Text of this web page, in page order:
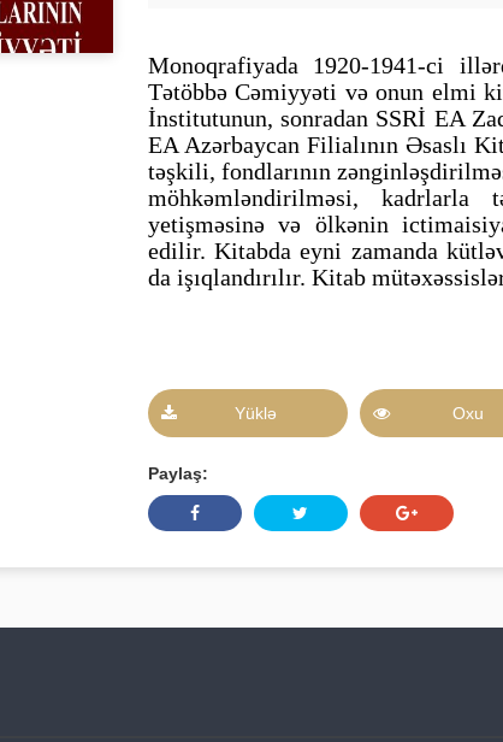
Monoqrafiyada 1920-1941-ci
Tətöbbə Cəmiyyəti və onun elmi
İnstitutunun, sonradan SSRİ EA
EA Azərbaycan Filialının Əsaslı
təşkili, fondlarının
möhkəmləndirilməsi, kadrlarla
yetişməsinə və ölkənin
edilir. Kitabda eyni zamanda
da işıqlandırılır. Kitab
Yüklə Oxu
Paylaş: